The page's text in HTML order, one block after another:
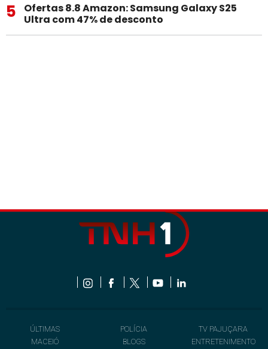
5
Ofertas 8.8 Amazon: Samsung Galaxy S25
Ultra com 47% de desconto
ÚLTIMAS
MACEIÓ
POLÍCIA
BLOGS
TV PAJUÇARA
ENTRETENIMENTO